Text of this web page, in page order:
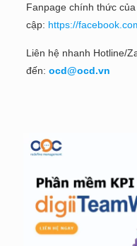
Fanpage chính thức của
cập: https://
Liên hệ nhanh Hotline/
đến: ocd@ocd.vn